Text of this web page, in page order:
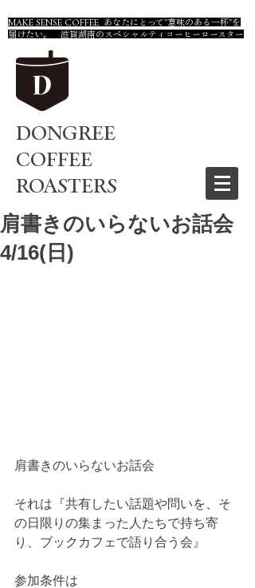
MAKE SENSE COFFEE あなたにとって"意味のある一杯"を
届けたい。 滋賀湖南のスペシャルティコーヒーロースター
DONGREE
COFFEE
ROASTERS
肩書きのいらないお話会
4/16(日)
肩書きのいらないお話会
それは『共有したい話題や問いを、そ
の日限りの集まった人たちで持ち寄
り、ブックカフェで語り合う会』
参加条件は